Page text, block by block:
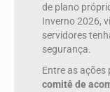
de plano
Inverno 2026,
servidores
segurança.
Entre as ações
comitê de